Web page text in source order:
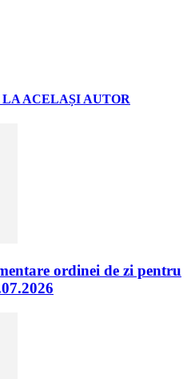
LA ACELAȘI AUTOR
ordinei de zi pentru